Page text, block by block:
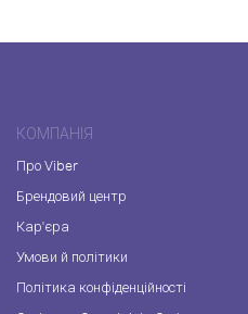
КОМПАНІЯ
Про Viber
Брендовий центр
Кар'єра
Умови й політики
Політика конфіденційності